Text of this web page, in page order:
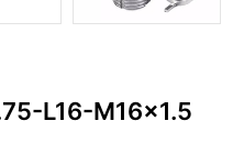
L16-M16x1.5